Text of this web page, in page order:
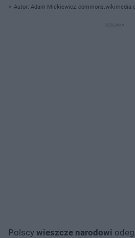
Autor: Adam
Younger_commons.wikimedia.org/ Creative
Polscy wieszcze narodowi